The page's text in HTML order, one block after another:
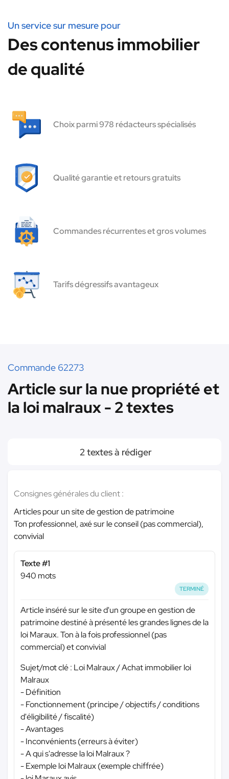
Un service sur mesure pour
Des contenus immobilier
de qualité
Choix parmi 978 rédacteurs spécialisés
Qualité garantie et retours gratuits
Commandes récurrentes et gros volumes
Tarifs dégressifs avantageux
Commande 62273
Article sur la nue propriété et
la loi malraux - 2 textes
2 textes à rédiger
Consignes générales du client :
Articles pour un site de gestion de patrimoine
Ton professionnel, axé sur le conseil (pas commercial),
convivial
Texte #1
940 mots
TERMINÉ
Article inséré sur le site d'un groupe en gestion de
patrimoine destiné à présenté les grandes lignes de la
loi Maraux. Ton à la fois professionnel (pas
commercial) et convivial
Sujet/mot clé : Loi Malraux / Achat immobilier loi
Malraux
- Définition
- Fonctionnement (principe / objectifs / conditions
d'éligibilité / fiscalité)
- Avantages
- Inconvénients (erreurs à éviter)
- A qui s'adresse la loi Malraux ?
- Exemple loi Malraux (exemple chiffrée)